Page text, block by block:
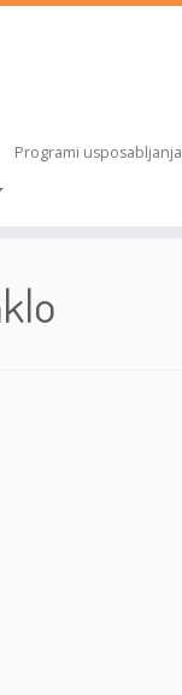
Programi usposabljanja